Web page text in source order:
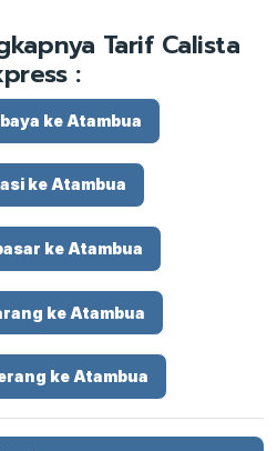
Tarif Calista
:
ke Atambua
ke Atambua
ke Atambua
ke Atambua
ke Atambua